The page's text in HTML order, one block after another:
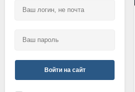
Войти на сайт